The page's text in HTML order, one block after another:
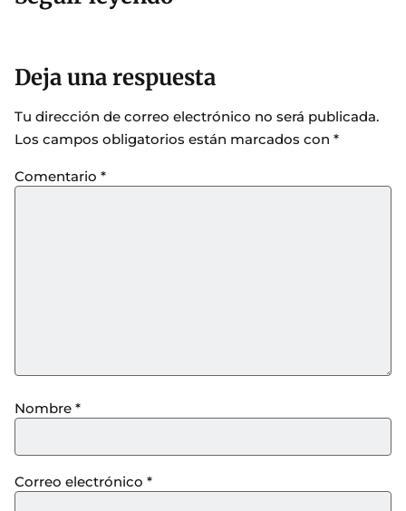
Deja una respuesta
Tu dirección de correo electrónico no será publicada.
Los campos obligatorios están marcados con *
Comentario *
Nombre *
Correo electrónico *